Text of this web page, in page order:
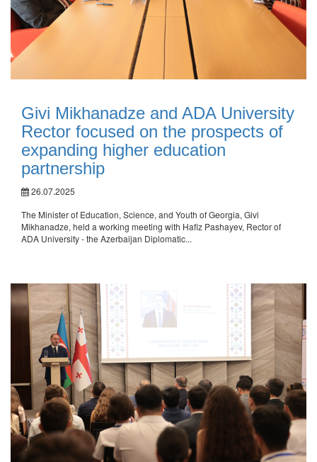
Givi Mikhanadze and ADA University
Rector focused on the prospects of
expanding higher education
partnership
26.07.2025
The Minister of Education, Science, and Youth of Georgia, Givi
Mikhanadze, held a working meeting with Hafiz Pashayev, Rector of
ADA University - the Azerbaijan Diplomatic...